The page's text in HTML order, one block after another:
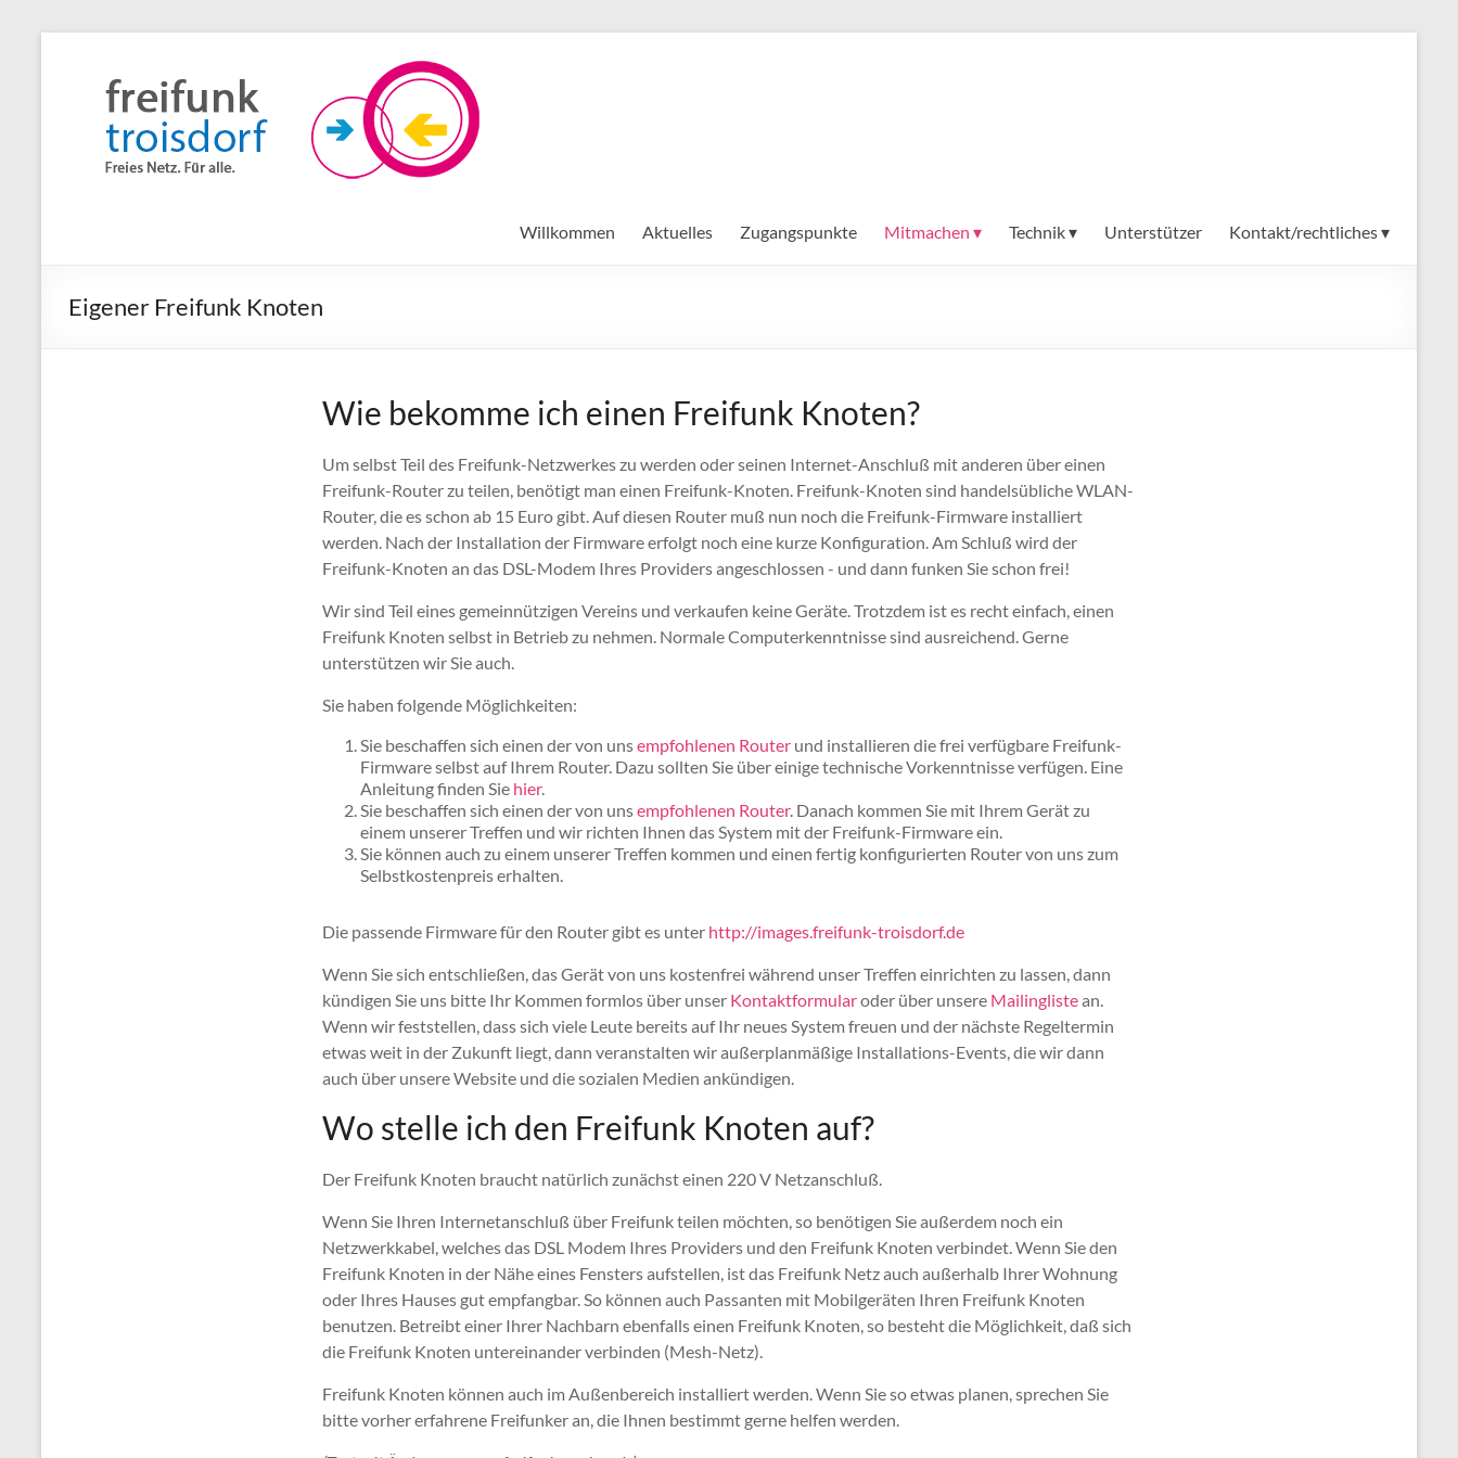
Freifunk
Troisdorf
Freies
Willkommen Aktuelles Zugangspunkte Mitmachen ▾ Technik ▾ Unterstützer Kontakt/rechtliches ▾
Eigener Freifunk Knoten
Wie bekomme ich einen Freifunk Knoten?
Um selbst Teil des Freifunk-Netzwerkes zu werden oder seinen Internet-Anschluß mit anderen über einen
Freifunk-Router zu teilen, benötigt man einen Freifunk-Knoten. Freifunk-Knoten sind handelsübliche WLAN-
Router, die es schon ab 15 Euro gibt. Auf diesen Router muß nun noch die Freifunk-Firmware installiert
werden. Nach der Installation der Firmware erfolgt noch eine kurze Konfiguration. Am Schluß wird der
Freifunk-Knoten an das DSL-Modem Ihres Providers angeschlossen - und dann funken Sie schon frei!
Wir sind Teil eines gemeinnützigen Vereins und verkaufen keine Geräte. Trotzdem ist es recht einfach, einen
Freifunk Knoten selbst in Betrieb zu nehmen. Normale Computerkenntnisse sind ausreichend. Gerne
unterstützen wir Sie auch.
Sie haben folgende Möglichkeiten:
Sie beschaffen sich einen der von unsempfohlenen Router und installieren die frei verfügbare Freifunk-
Firmware selbst auf Ihrem Router. Dazu sollten Sie über einige technische Vorkenntnisse verfügen. Eine
Anleitung finden Sie hier.
Sie beschaffen sich einen der von unsempfohlenen Router. Danach kommen Sie mit Ihrem Gerät zu
einem unserer Treffen und wir richten Ihnen das System mit der Freifunk-Firmware ein.
Sie können auch zu einem unserer Treffen kommen und einen fertig konfigurierten Router von uns zum
Selbstkostenpreis erhalten.
Die passende Firmware für den Router gibt es unter http://images.freifunk-troisdorf.de
Wenn Sie sich entschließen, das Gerät von uns kostenfrei während unser Treffen einrichten zu lassen, dann
kündigen Sie uns bitte Ihr Kommen formlos über unser Kontaktformularoder über unsere Mailinglistean.
Wenn wir feststellen, dass sich viele Leute bereits auf Ihr neues System freuen und der nächste Regeltermin
etwas weit in der Zukunft liegt, dann veranstalten wir außerplanmäßige Installations-Events, die wir dann
auch über unsere Website und die sozialen Medien ankündigen.
Wo stelle ich den Freifunk Knoten auf?
Der Freifunk Knoten braucht natürlich zunächst einen 220 V Netzanschluß.
Wenn Sie Ihren Internetanschluß über Freifunk teilen möchten, so benötigen Sie außerdem noch ein
Netzwerkkabel, welches das DSL Modem Ihres Providers und den Freifunk Knoten verbindet. Wenn Sie den
Freifunk Knoten in der Nähe eines Fensters aufstellen, ist das Freifunk Netz auch außerhalb Ihrer Wohnung
oder Ihres Hauses gut empfangbar. So können auch Passanten mit Mobilgeräten Ihren Freifunk Knoten
benutzen. Betreibt einer Ihrer Nachbarn ebenfalls einen Freifunk Knoten, so besteht die Möglichkeit, daß sich
die Freifunk Knoten untereinander verbinden (Mesh-Netz).
Freifunk Knoten können auch im Außenbereich installiert werden. Wenn Sie so etwas planen, sprechen Sie
bitte vorher erfahrene Freifunker an, die Ihnen bestimmt gerne helfen werden.